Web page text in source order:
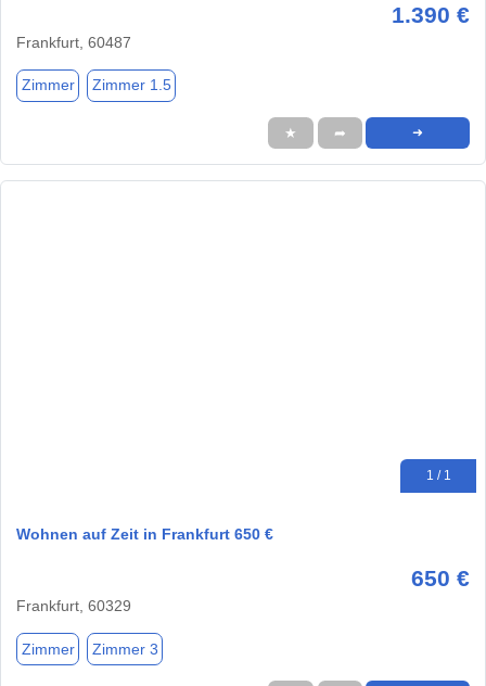
1.390 €
Frankfurt, 60487
Zimmer Zimmer 1.5
★ ➦ ➜
1 / 1
Wohnen auf Zeit in Frankfurt 650 €
650 €
Frankfurt, 60329
Zimmer Zimmer 3